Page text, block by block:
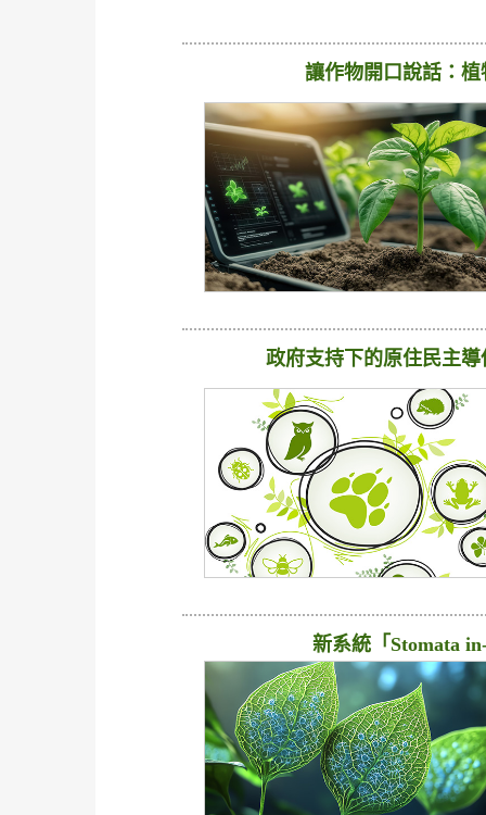
讓作物開口說話：
政府支持下的原住民主
新系統「Stomata